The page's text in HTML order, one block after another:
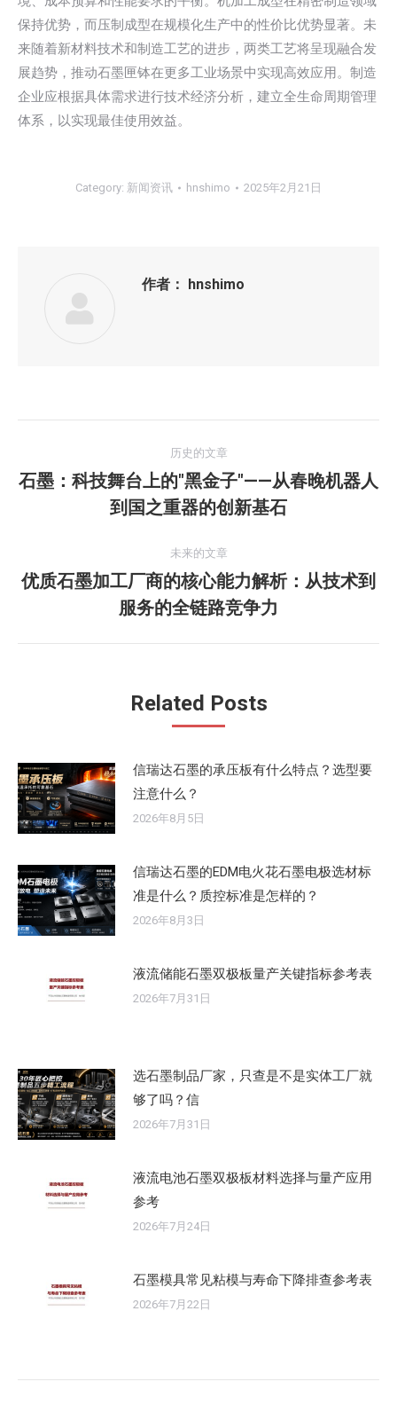
保持优势，而压制成型在规模化生产中的性价比优势显著。未
来随着新材料技术和制造工艺的进步，两类工艺将呈现融合发
展趋势，推动石墨匣钵在更多工业场景中实现高效应用。制造
企业应根据具体需求进行技术经济分析，建立全生命周期管理
体系，以实现最佳使用效益。
Category: 新闻资讯 hnshimo 2025年2月21日
作者： hnshimo
章
历史的文章
历
史
文
章：
石墨：科技舞台上的"黑金子"——从春晚机器人
到国之重器的创新基石
未来的文章
未
来
的
优质石墨加工厂商的核心能力解析：从技术到
服务的全链路竞争力
Related Posts
信瑞达石墨的承压板有什么特点？选型要
注意什么？
2026年8月5日
信瑞达石墨的EDM电火花石墨电极选材标
准是什么？质控标准是怎样的？
2026年8月3日
液流储能石墨双极板量产关键指标参考表
2026年7月31日
选石墨制品厂家，只查是不是实体工厂就
够了吗？信
2026年7月31日
液流电池石墨双极板材料选择与量产应用
参考
2026年7月24日
石墨模具常见粘模与寿命下降排查参考表
2026年7月22日